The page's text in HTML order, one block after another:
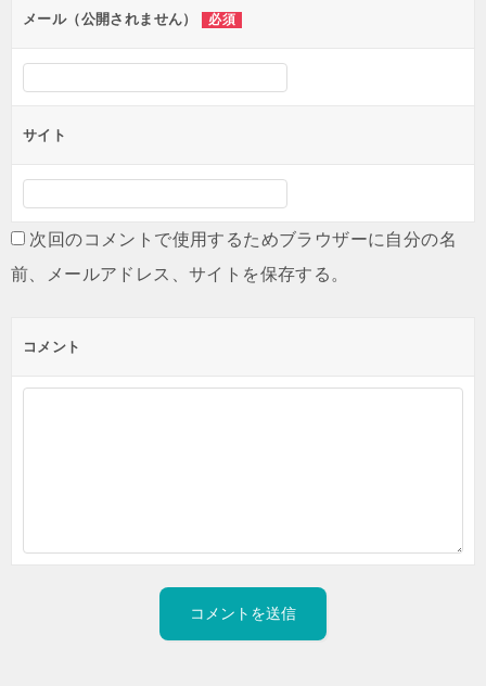
メール（公開されません） 必須
サイト
次回のコメントで使用するためブラウザーに自分の名
前、メールアドレス、サイトを保存する。
コメント